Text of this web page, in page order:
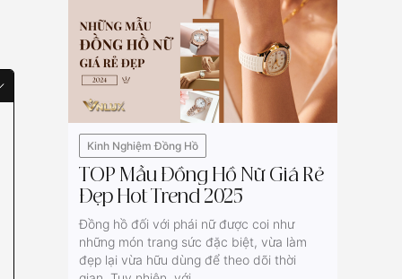
Kinh Nghiệm Đồng Hồ
TOP Mẫu Đồng Hồ Nữ Giá Rẻ
Đẹp Hot Trend 2025
Đồng hồ đối với phái nữ được coi như
những món trang sức đặc biệt, vừa làm
đẹp lại vừa hữu dùng để theo dõi thời